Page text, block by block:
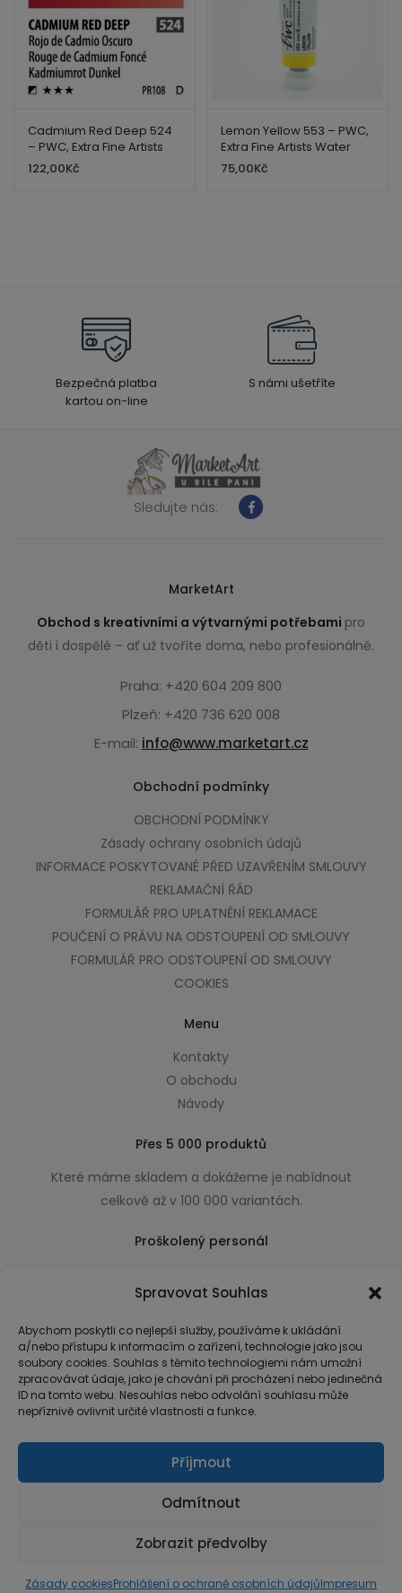
Spravovat Souhlas
Abychom poskytli co nejlepší služby, používáme k ukládání
a/nebo přístupu k informacím o zařízení, technologie jako jsou
soubory cookies. Souhlas s těmito technologiemi nám umožní
zpracovávat údaje, jako je chování při procházení nebo jedinečná
ID na tomto webu. Nesouhlas nebo odvolání souhlasu může
nepříznivě ovlivnit určité vlastnosti a funkce.
Příjmout
Odmítnout
Zobrazit předvolby
Zásady cookiesProhlášení o ochraně osobních údajůImpresum
Cadmium Red Deep 524
– PWC, Extra Fine Artists
Water Color – ShinHan
122,00Kč
Lemon Yellow 553 – PWC,
Extra Fine Artists Water
Color – ShinHan
75,00Kč
Bezpečná platba
kartou on-line
S námi ušetříte
Sledujte nás:
MarketArt
Obchod s kreativními a výtvarnými potřebami pro
děti i dospělé – ať už tvoříte doma, nebo profesionálně.
Praha: +420 604 209 800
Plzeň: +420 736 620 008
E-mail: info@www.marketart.cz
Obchodní podmínky
OBCHODNÍ PODMÍNKY
Zásady ochrany osobních údajů
INFORMACE POSKYTOVANÉ PŘED UZAVŘENÍM SMLOUVY
REKLAMAČNÍ ŘÁD
FORMULÁŘ PRO UPLATNĚNÍ REKLAMACE
POUČENÍ O PRÁVU NA ODSTOUPENÍ OD SMLOUVY
FORMULÁŘ PRO ODSTOUPENÍ OD SMLOUVY
COOKIES
Menu
Kontakty
O obchodu
Návody
Přes 5 000 produktů
Které máme skladem a dokážeme je nabídnout
celkově až v 100 000 variantách.
Proškolený personál
usnadňující nákup.
© Copyright 2026 MarketArt